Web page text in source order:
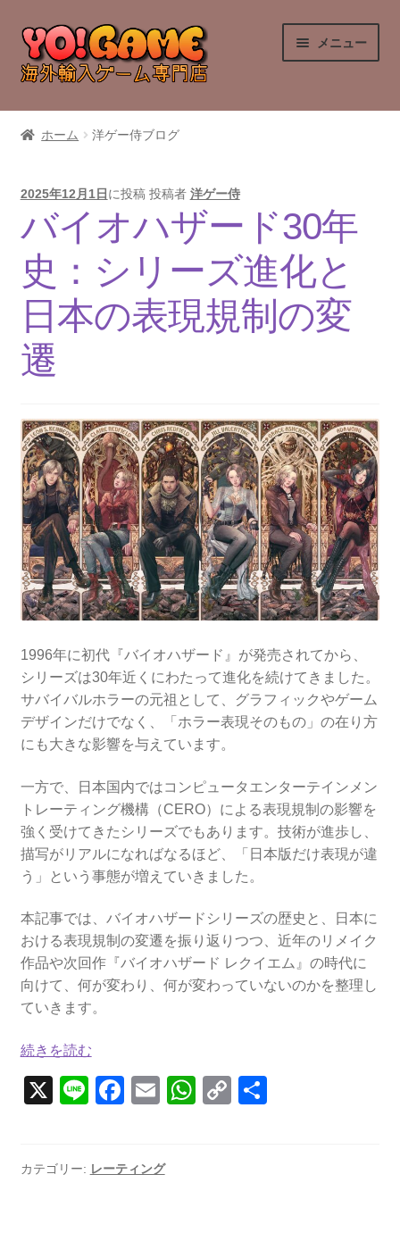
ナ
ビ
ゲ
ョ
へ
キ
ッ
プ
コ
ン
テ
へ
キ
プ
メニュー
PlayStation 4
Nintendo Switch
Nintendo Switch 2
Xbox Series X
Xbox One
ホーム 洋ゲー侍ブログ
2025年12月1日 に投稿 投稿者 洋ゲー侍
バイオハザード30年
史：シリーズ進化と
日本の表現規制の変
遷
1996年に初代『バイオハザード』が発売されてから、
シリーズは30年近くにわたって進化を続けてきました。
サバイバルホラーの元祖として、グラフィックやゲーム
デザインだけでなく、「ホラー表現そのもの」の在り方
にも大きな影響を与えています。
一方で、日本国内ではコンピュータエンターテインメン
トレーティング機構（CERO）による表現規制の影響を
強く受けてきたシリーズでもあります。技術が進歩し、
描写がリアルになればなるほど、「日本版だけ表現が違
う」という事態が増えていきました。
本記事では、バイオハザードシリーズの歴史と、日本に
おける表現規制の変遷を振り返りつつ、近年のリメイク
作品や次回作『バイオハザード レクイエム』の時代に
向けて、何が変わり、何が変わっていないのかを整理し
ていきます。
続きを読むバ
オ
ー
X
Li
F
e
E
W
C
カテゴリー: レーティング